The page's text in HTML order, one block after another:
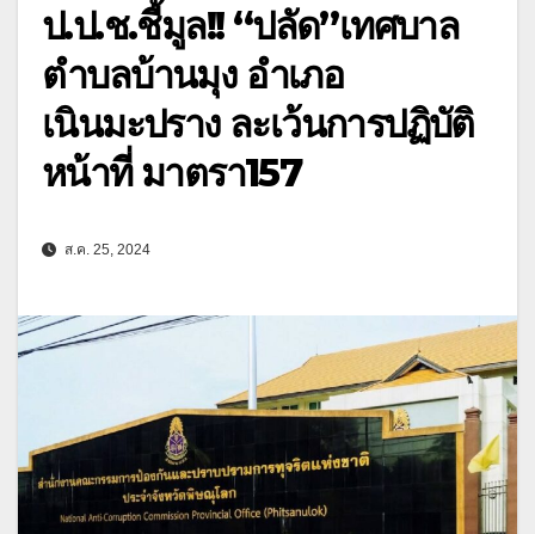
ป.ป.ช.ชี้มูล!! “ปลัด”เทศบาล
ตำบลบ้านมุง อำเภอ
เนินมะปราง ละเว้นการปฏิบัติ
หน้าที่ มาตรา157
ส.ค. 25, 2024